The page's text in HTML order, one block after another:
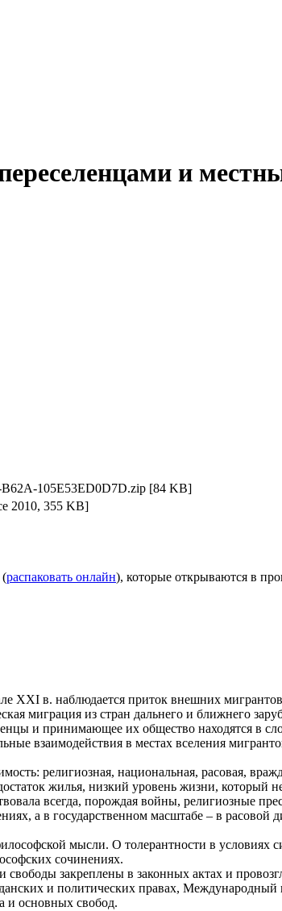
и
105E53ED0D7D.zip [84 KB]
2010, 355 KB]
(распаковать онлайн), которые открываются в
XXI в. наблюдается приток внешних
миграция из стран дальнего и ближнего
и принимающее их общество находятся в
взаимодействия в местах вселения
религиозная, национальная, расовая,
жилья, низкий уровень жизни, который
всегда, порождая войны, религиозные
а в государственном масштабе – в
мысли. О толерантности в
сочинениях.
закреплены в законных актах и
и политических правах,
и основных свобод.